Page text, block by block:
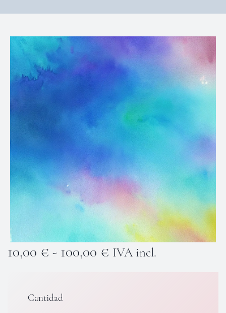
10,00 € - 100,00 € Rango
IVA incl.
Cantidad